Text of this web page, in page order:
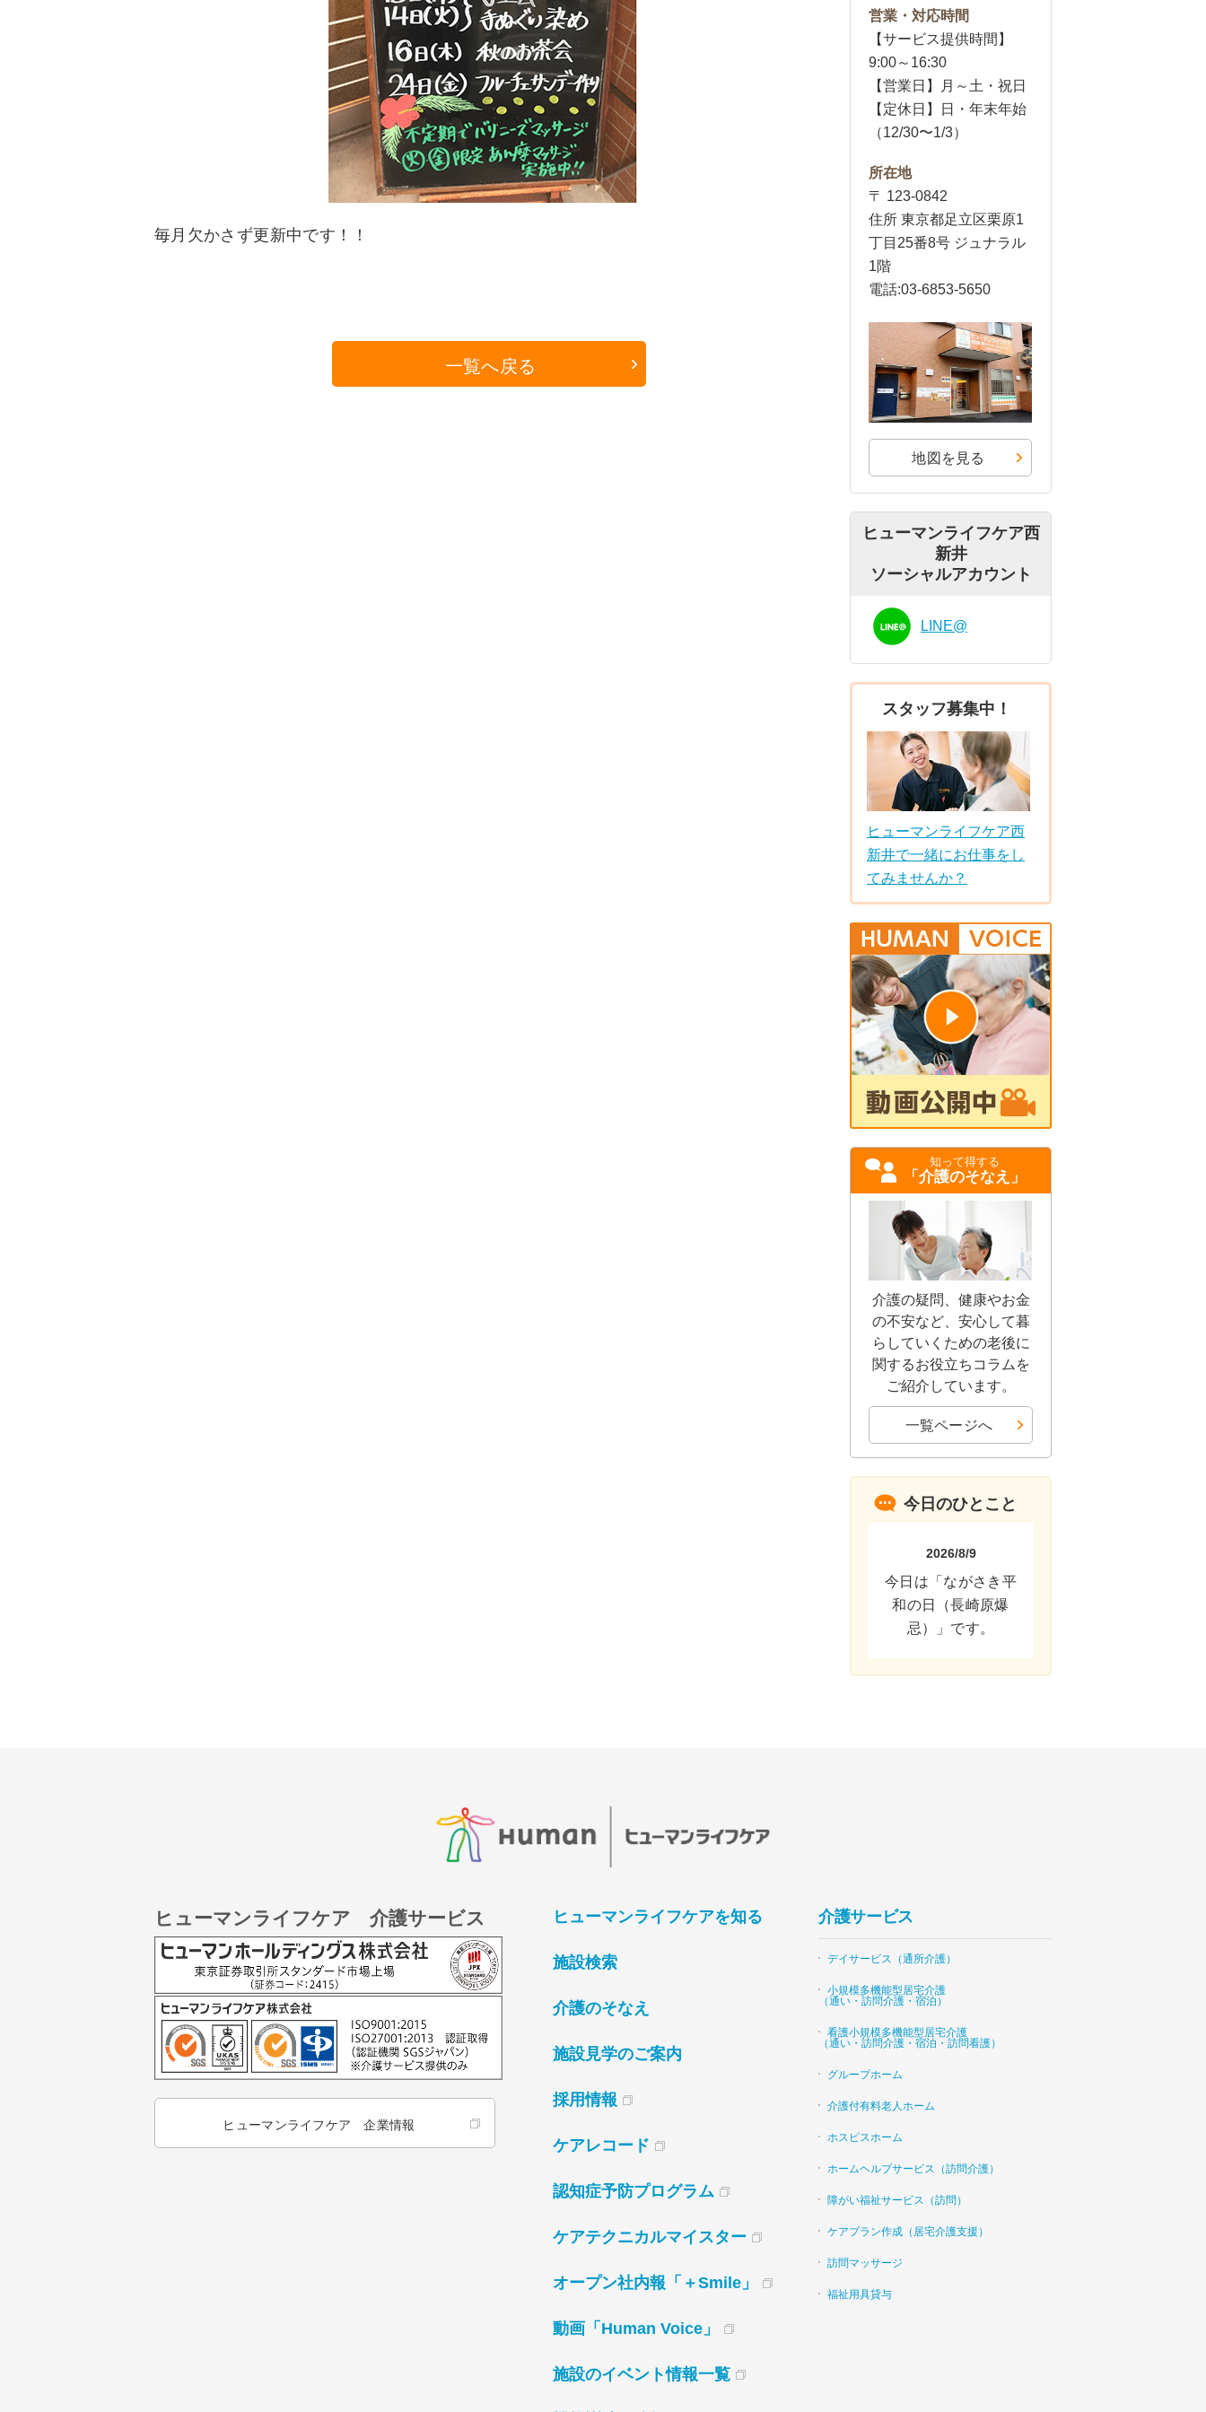
毎月欠かさず更新中です！！
一覧へ戻る
営業・対応時間
【サービス提供時間】
9:00～16:30
【営業日】月～土・祝日
【定休日】日・年末年始
（12/30〜1/3）
所在地
〒 123-0842
住所 東京都足立区栗原1
丁目25番8号 ジュナラル
1階
電話:03-6853-5650
地図を見る
ヒューマンライフケア西
新井
ソーシャルアカウント
LINE@
スタッフ募集中！
ヒューマンライフケア西
新井で一緒にお仕事をし
てみませんか？
知って得する
「介護のそなえ」
介護の疑問、健康やお金
の不安など、安心して暮
らしていくための老後に
関するお役立ちコラムを
ご紹介しています。
一覧ページへ
今日のひとこと
2026/8/9
今日は「ながさき平
和の日（長崎原爆
忌）」です。
ヒューマンライフケア 介護サービス
ヒューマンライフケア 企業情報
ヒューマンライフケアを知る
施設検索
介護のそなえ
施設見学のご案内
採用情報
ケアレコード
認知症予防プログラム
ケアテクニカルマイスター
オープン社内報「＋Smile」
動画「Human Voice」
施設のイベント情報一覧
介護サービス
デイサービス（通所介護）
小規模多機能型居宅介護
（通い・訪問介護・宿泊）
看護小規模多機能型居宅介護
（通い・訪問介護・宿泊・訪問看護）
グループホーム
介護付有料老人ホーム
ホスピスホーム
ホームヘルプサービス（訪問介護）
障がい福祉サービス（訪問）
ケアプラン作成（居宅介護支援）
訪問マッサージ
福祉用具貸与